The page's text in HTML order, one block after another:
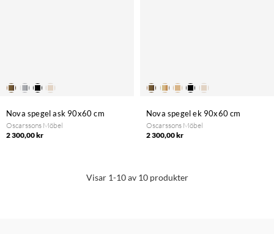
Nova spegel ask 90x60 cm
Oscarssons Möbel
2 300,00 kr
Nova spegel ek 90x60 cm
Oscarssons Möbel
2 300,00 kr
Visar 1-10 av 10 produkter